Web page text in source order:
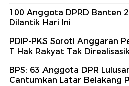
100 Anggota DPRD Banten
Dilantik Hari Ini
PDIP-PKS Soroti Anggaran
T Hak Rakyat Tak
BPS: 63 Anggota DPR
Cantumkan Latar Belakang